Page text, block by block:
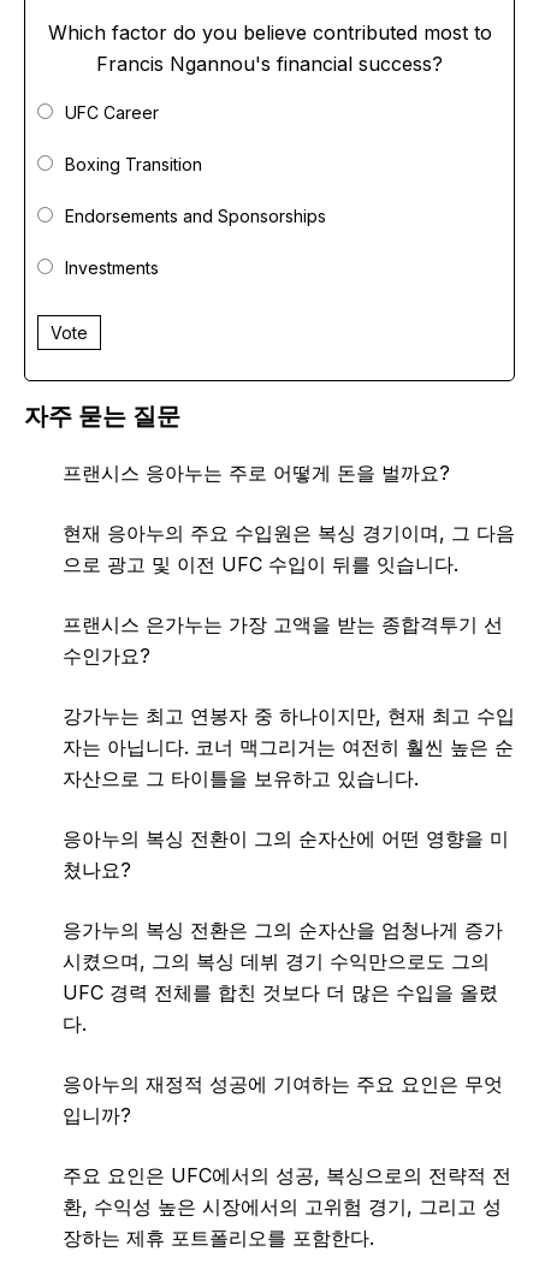
Which factor do you believe contributed most to
Francis Ngannou's financial success?
UFC Career
Boxing Transition
Endorsements and Sponsorships
Investments
Vote
자주 묻는 질문
프랜시스 응아누는 주로 어떻게 돈을 벌까요?
현재 응아누의 주요 수입원은 복싱 경기이며, 그 다음
으로 광고 및 이전 UFC 수입이 뒤를 잇습니다.
프랜시스 은가누는 가장 고액을 받는 종합격투기 선
수인가요?
강가누는 최고 연봉자 중 하나이지만, 현재 최고 수입
자는 아닙니다. 코너 맥그리거는 여전히 훨씬 높은 순
자산으로 그 타이틀을 보유하고 있습니다.
응아누의 복싱 전환이 그의 순자산에 어떤 영향을 미
쳤나요?
응가누의 복싱 전환은 그의 순자산을 엄청나게 증가
시켰으며, 그의 복싱 데뷔 경기 수익만으로도 그의
UFC 경력 전체를 합친 것보다 더 많은 수입을 올렸
다.
응아누의 재정적 성공에 기여하는 주요 요인은 무엇
입니까?
주요 요인은 UFC에서의 성공, 복싱으로의 전략적 전
환, 수익성 높은 시장에서의 고위험 경기, 그리고 성
장하는 제휴 포트폴리오를 포함한다.